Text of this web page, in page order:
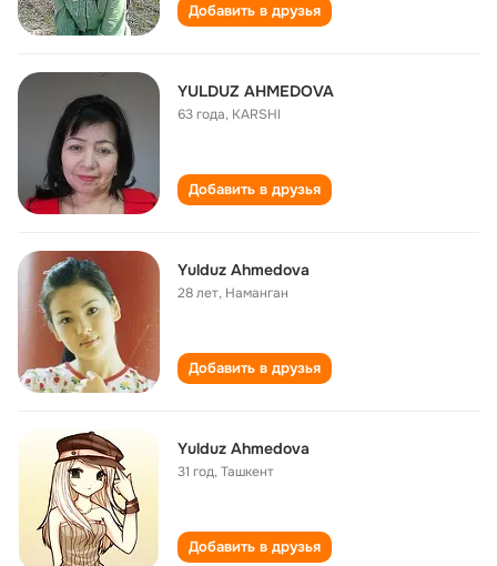
Добавить в друзья
YULDUZ AHMEDOVA
63 года, KARSHI
Добавить в друзья
Yulduz Ahmedova
28 лет, Наманган
Добавить в друзья
Yulduz Ahmedova
31 год,Ташкент
Добавить в друзья